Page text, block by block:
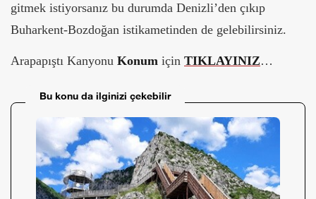
gitmek istiyorsanız bu durumda Denizli’den çıkıp
Buharkent-Bozdoğan istikametinden de gelebilirsiniz.
Arapapıştı Kanyonu Konum için TIKLAYINIZ…
Bu konu da ilginizi çekebilir